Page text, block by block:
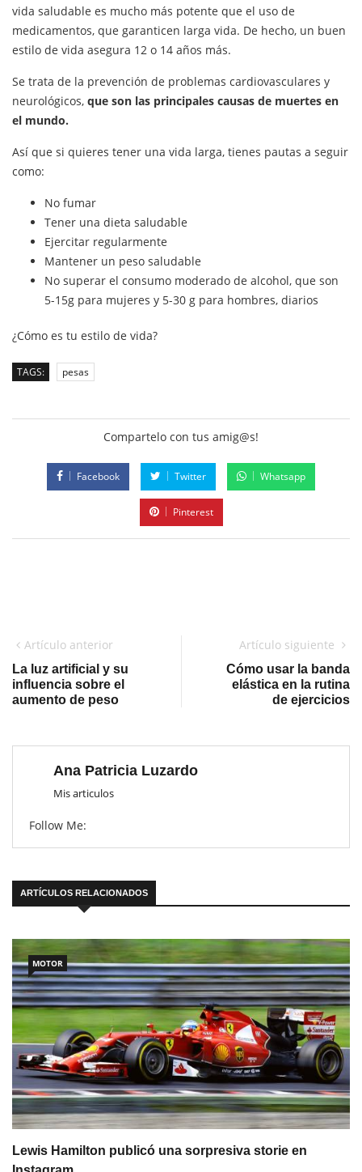
vida saludable es mucho más potente que el uso de
medicamentos, que garanticen larga vida. De hecho, un buen
estilo de vida asegura 12 o 14 años más.
Se trata de la prevención de problemas cardiovasculares y
neurológicos, que son las principales causas de muertes en
el mundo.
Así que si quieres tener una vida larga, tienes pautas a seguir
como:
No fumar
Tener una dieta saludable
Ejercitar regularmente
Mantener un peso saludable
No superar el consumo moderado de alcohol, que son
5-15g para mujeres y 5-30 g para hombres, diarios
¿Cómo es tu estilo de vida?
TAGS: pesas
Compartelo con tus amig@s!
Facebook Twitter Whatsapp
Pinterest
Artículo anterior
La luz artificial y su
influencia sobre el
aumento de peso
Artículo siguiente
Cómo usar la banda
elástica en la rutina
de ejercicios
Ana Patricia Luzardo
Mis articulos
Follow Me:
ARTÍCULOS RELACIONADOS
MOTOR
Lewis Hamilton publicó una sorpresiva storie en